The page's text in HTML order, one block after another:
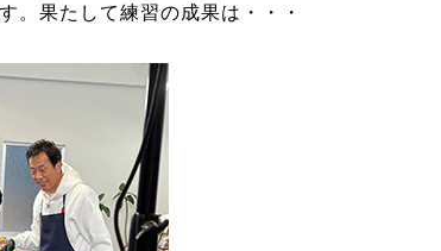
。果たして練習の成果は・・・